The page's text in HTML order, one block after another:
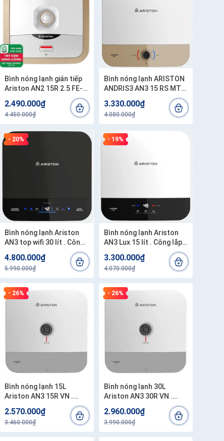
Bình nóng lạnh gián tiếp
Ariston AN2 15R 2.5 FE-
2.490.000₫
4.450.000₫
Bình nóng lạnh ARISTON
ANDRIS3 AN3 15 RS MT
200.000/1 bình
3.330.000₫
4.080.000₫
- 20%
Bình nóng lạnh Ariston
AN3 top wifi 30 lít . Công
lắp đặt 200.000/1 bình
4.800.000₫
5.990.000₫
- 19%
Bình nóng lạnh Ariston
AN3 Lux 15 lít . Công lắp
3.300.000₫
4.070.000₫
- 26%
Bình nóng lạnh 15L
Ariston AN3 15R VN .
Công lắp đăt 200.000/1
bình
2.570.000₫
3.460.000₫
- 26%
Bình nóng lạnh 30L
Ariston AN3 30R VN .
Công lắp đặt 200.000 /1
bình
2.960.000₫
3.990.000₫